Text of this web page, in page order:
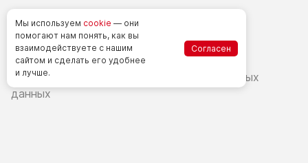
Счетчики посетителей в РФ
Политика в области обработки персональных
данных
Мы используем cookie — они
помогают нам понять, как вы
взаимодействуете с нашим
сайтом и сделать его удобнее
и лучше.
Согласен